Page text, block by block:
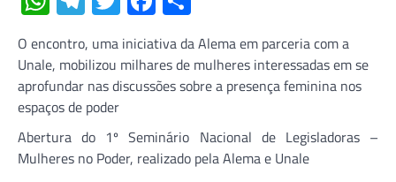
O encontro, uma iniciativa da Alema em parceria com a
Unale, mobilizou milhares de mulheres interessadas em se
aprofundar nas discussões sobre a presença feminina nos
espaços de poder
Abertura do 1º Seminário Nacional de Legisladoras –
Mulheres no Poder, realizado pela Alema e Unale